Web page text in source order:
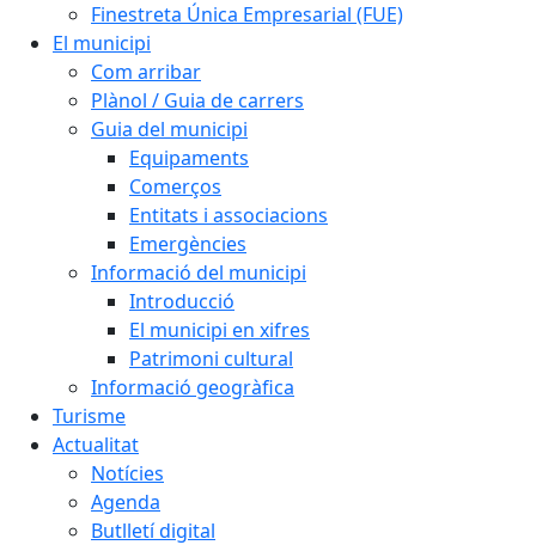
Finestreta Única Empresarial (FUE)
El municipi
Com arribar
Plànol / Guia de carrers
Guia del municipi
Equipaments
Comerços
Entitats i associacions
Emergències
Informació del municipi
Introducció
El municipi en xifres
Patrimoni cultural
Informació geogràfica
Turisme
Actualitat
Notícies
Agenda
Butlletí digital